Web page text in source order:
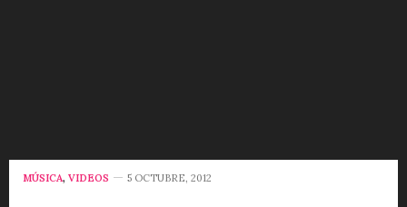
MÚSICA, VIDEOS 5 OCTUBRE, 2012